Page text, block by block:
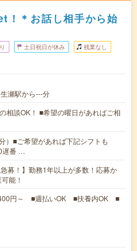
！＊お話し相手から始
土日祝日が休み 残業なし
瀬駅から---分
相談OK！ ■希望の曜日があればご相
）■ご希望があれば下記シフトも
遅番 …
急募！】勤務1年以上が多数！応募か
能！
円～ ■週払いOK ■扶養内OK ■